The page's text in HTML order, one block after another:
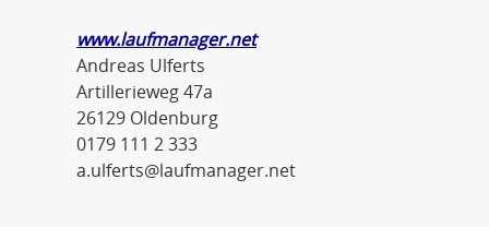
www.laufmanager.net
Andreas Ulferts
Artillerieweg 47a
26129 Oldenburg
0179 111 2 333
a.ulferts@laufmanager.net